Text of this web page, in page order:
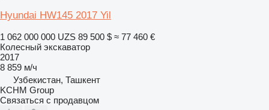
Hyundai HW145 2017 Yil
1 062 000 000 UZS 89 500 $ ≈ 77 460 €
Колесный экскаватор
2017
8 859 м/ч
Узбекистан, Ташкент
KCHM Group
Связаться с продавцом